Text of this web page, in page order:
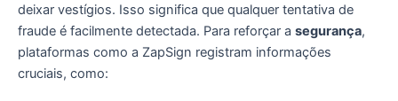
deixar vestígios. Isso significa que qualquer tentativa de
fraude é facilmente detectada. Para reforçar a segurança,
plataformas como a ZapSign registram informações
cruciais, como: